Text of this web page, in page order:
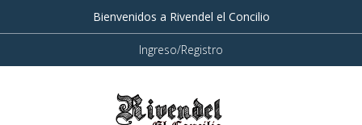
Bienvenidos a Rivendel el Concilio
Ingreso/Registro